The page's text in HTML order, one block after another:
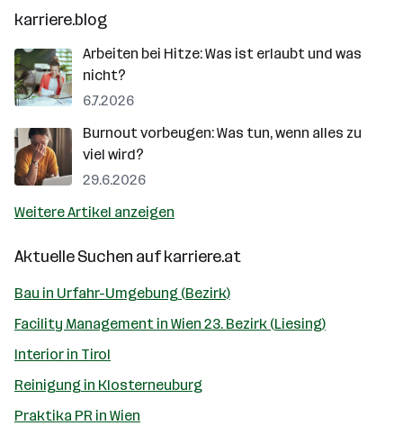
karriere.blog
Arbeiten bei Hitze: Was ist erlaubt und was
nicht?
6.7.2026
Burnout vorbeugen: Was tun, wenn alles zu
viel wird?
29.6.2026
Weitere Artikel anzeigen
Aktuelle Suchen aufkarriere.at
Bau in Urfahr-Umgebung (Bezirk)
Facility Management in Wien 23. Bezirk (Liesing)
Interior in Tirol
Reinigung in Klosterneuburg
Praktika PR in Wien